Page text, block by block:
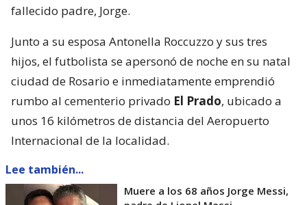
fallecido padre, Jorge.
Junto a su esposa Antonella Roccuzzo y sus tres
hijos, el futbolista se apersonó de noche en su natal
ciudad de Rosario e inmediatamente emprendió
rumbo al cementerio privado El Prado, ubicado a
unos 16 kilómetros de distancia del Aeropuerto
Internacional de la localidad.
Lee también...
Muere a los 68 años Jorge Messi,